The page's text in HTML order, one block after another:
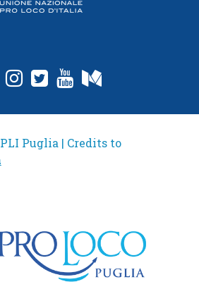
Puglia | Credits to